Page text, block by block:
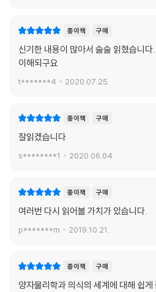
종이책 구매
신기한 내용이 많아서 술술 읽혔습니
이해되구요
t*******4 2020.07.25.
종이책 구매
잘읽겠습니다
s********1 2020.06.04.
종이책 구매
여러번 다시 읽어볼 가치가 있습니다.
p*******m 2019.10.21.
종이책 구매
양자물리학과 의식의 세계에 대해 쉽